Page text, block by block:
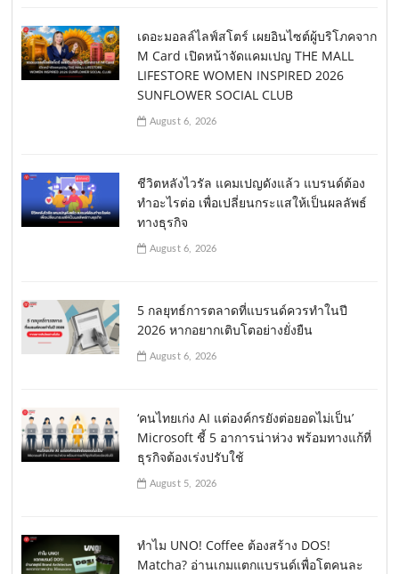
เดอะมอลล์ไลฟ์สโตร์ เผยอินไซต์ผู้บริโภคจาก
M Card เปิดหน้าจัดแคมเปญ THE MALL
LIFESTORE WOMEN INSPIRED 2026
SUNFLOWER SOCIAL CLUB
August 6, 2026
ชีวิตหลังไวรัล แคมเปญดังแล้ว แบรนด์ต้อง
ทำอะไรต่อ เพื่อเปลี่ยนกระแสให้เป็นผลลัพธ์
ทางธุรกิจ
August 6, 2026
5 กลยุทธ์การตลาดที่แบรนด์ควรทำในปี
2026 หากอยากเติบโตอย่างยั่งยืน
August 6, 2026
‘คนไทยเก่ง AI แต่องค์กรยังต่อยอดไม่เป็น’
Microsoft ชี้ 5 อาการน่าห่วง พร้อมทางแก้ที่
ธุรกิจต้องเร่งปรับใช้
August 5, 2026
ทำไม UNO! Coffee ต้องสร้าง DOS!
Matcha? อ่านเกมแตกแบรนด์เพื่อโตคนละ